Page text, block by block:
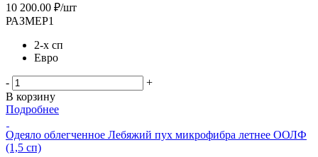
10 200.00 ₽/шт
РАЗМЕР1
2-х сп
Евро
-
+
В корзину
Подробнее
Одеяло облегченное Лебяжий пух микрофибра летнее ООЛФ
(1,5 сп)